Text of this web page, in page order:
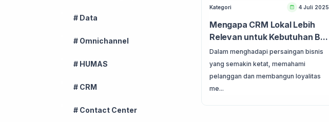
Kategori 4 Juli 2025
Mengapa CRM Lokal Lebih
Relevan untuk Kebutuhan B...
Dalam menghadapi persaingan bisnis
yang semakin ketat, memahami
pelanggan dan membangun loyalitas
me...
# Data
# Omnichannel
# HUMAS
# CRM
# Contact Center